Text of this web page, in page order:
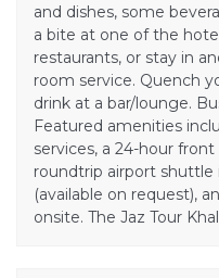
and dishes, some
a bite at one of the
restaurants, or stay in
room service. Quench
drink at a bar/lounge.
Featured amenities
services, a 24-hour
roundtrip airport shuttle
(available on request),
onsite. The Jaz Tour